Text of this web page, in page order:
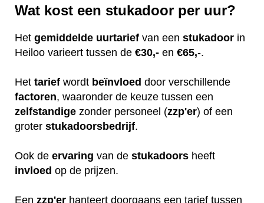
Wat kost een stukadoor per uur?
Het gemiddelde uurtarief van een stukadoor in
Heiloo varieert tussen de €30,- en €65,-.
Het tarief wordt beïnvloed door verschillende
factoren, waaronder de keuze tussen een
zelfstandige zonder personeel (zzp'er) of een
groter stukadoorsbedrijf.
Ook de ervaring van de stukadoors heeft
invloed op de prijzen.
Een zzp'er hanteert doorgaans een tarief tussen